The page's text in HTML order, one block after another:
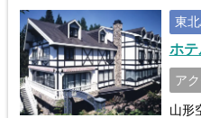
東
ホ
ア
山形